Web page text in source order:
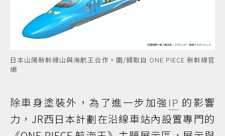
日本山陽新幹線山與海航王合作。圖/擷取自 ONE PIECE 新幹線官
網
除車身塗裝外，為了進一步加強 IP 的影響
力，JR西日本計劃在沿線車站內設置專門的